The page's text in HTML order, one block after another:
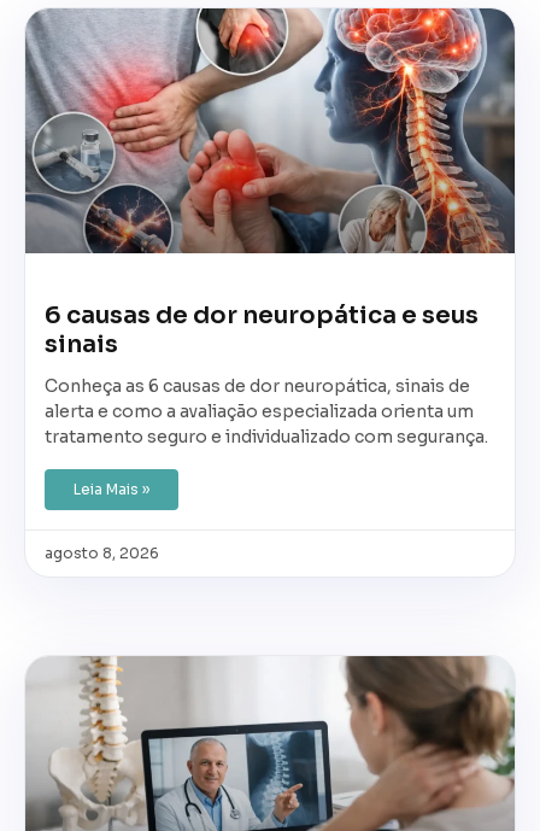
6 causas de dor neuropática e seus
sinais
Conheça as 6 causas de dor neuropática, sinais de
alerta e como a avaliação especializada orienta um
tratamento seguro e individualizado com segurança.
Leia Mais »
agosto 8, 2026